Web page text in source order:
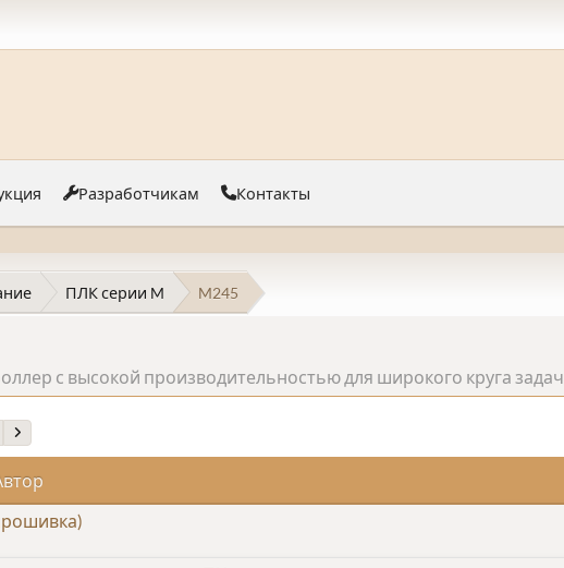
Разработчикам Контакты
ПЛК серии M M245
с высокой производительностью для широкого круга задач.